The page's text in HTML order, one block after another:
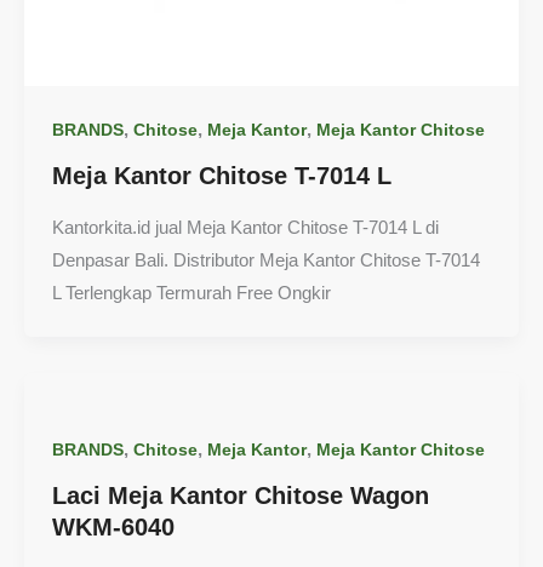
BRANDS, Chitose, Meja Kantor, Meja Kantor Chitose
Meja Kantor Chitose T-7014 L
Kantorkita.id jual Meja Kantor Chitose T-7014 L di
Denpasar Bali. Distributor Meja Kantor Chitose T-7014
L Terlengkap Termurah Free Ongkir
BRANDS, Chitose, Meja Kantor, Meja Kantor Chitose
Laci Meja Kantor Chitose Wagon
WKM-6040